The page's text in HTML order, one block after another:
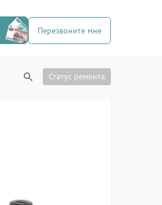
Перезвоните мне
Статус ремонта